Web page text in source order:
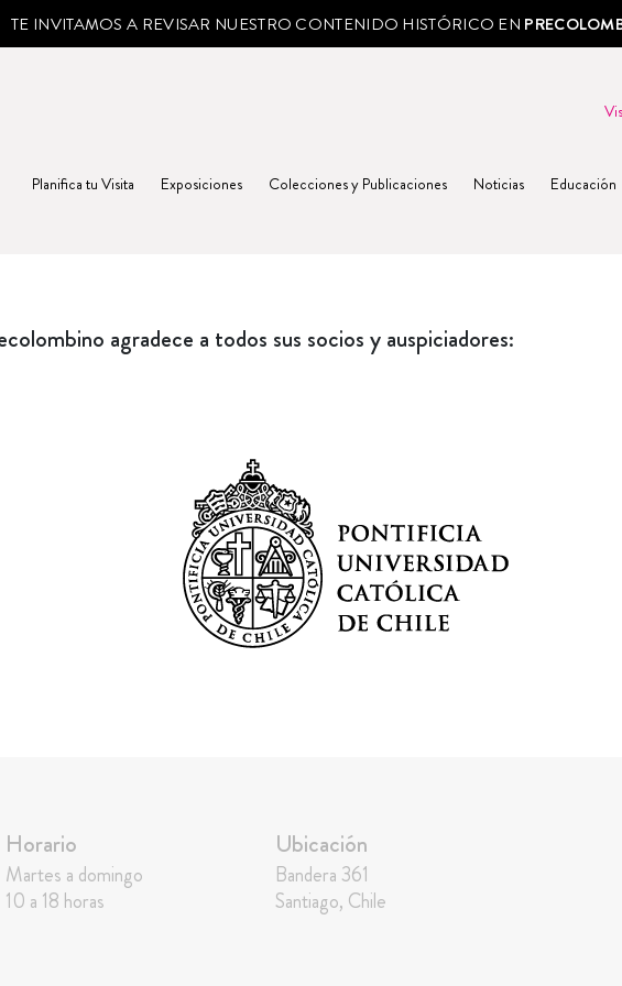
TE INVITAMOS A REVISAR NUESTRO CONTENIDO HISTÓRICO EN
Planifica tu Visita Exposiciones Colecciones y Publicaciones Noticias Educación
agradece a todos sus socios y auspiciadores:
Horario
Martes a domingo
10 a 18 horas
Ubicación
Bandera 361
Santiago, Chile